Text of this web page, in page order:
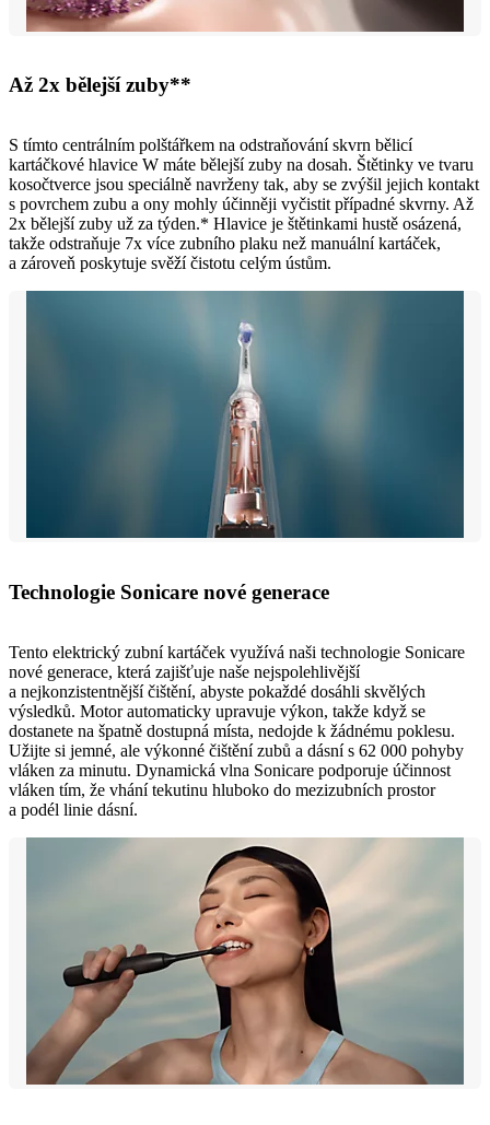
Až 2x bělejší zuby**
S tímto centrálním polštářkem na odstraňování skvrn bělicí
kartáčkové hlavice W máte bělejší zuby na dosah. Štětinky ve tvaru
kosočtverce jsou speciálně navrženy tak, aby se zvýšil jejich kontakt
s povrchem zubu a ony mohly účinněji vyčistit případné skvrny. Až
2x bělejší zuby už za týden.* Hlavice je štětinkami hustě osázená,
takže odstraňuje 7x více zubního plaku než manuální kartáček,
a zároveň poskytuje svěží čistotu celým ústům.
Technologie Sonicare nové generace
Tento elektrický zubní kartáček využívá naši technologie Sonicare
nové generace, která zajišťuje naše nejspolehlivější
a nejkonzistentnější čištění, abyste pokaždé dosáhli skvělých
výsledků. Motor automaticky upravuje výkon, takže když se
dostanete na špatně dostupná místa, nedojde k žádnému poklesu.
Užijte si jemné, ale výkonné čištění zubů a dásní s 62 000 pohyby
vláken za minutu. Dynamická vlna Sonicare podporuje účinnost
vláken tím, že vhání tekutinu hluboko do mezizubních prostor
a podél linie dásní.